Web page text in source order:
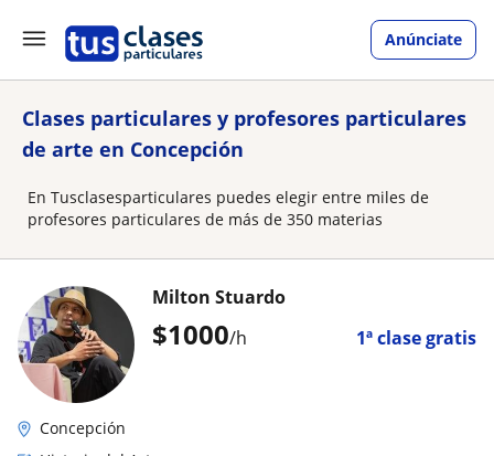
Anúnciate
Clases particulares y profesores particulares
de arte en Concepción
En Tusclasesparticulares puedes elegir entre miles de
profesores particulares de más de 350 materias
$1000/h 1ª clase gratis
Milton Stuardo
Concepción